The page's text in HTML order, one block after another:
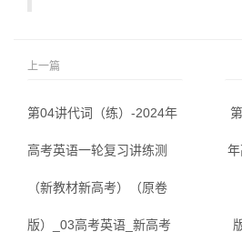
上一篇
第04讲代词（练）-2024年
高考英语一轮复习讲练测
（新教材新高考）（原卷
版）_03高考英语_新高考